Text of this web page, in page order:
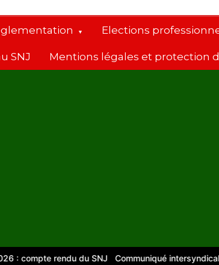
Elections
SNJ Mentions légales et protection
rendu du SNJ Communiqué intersyndical